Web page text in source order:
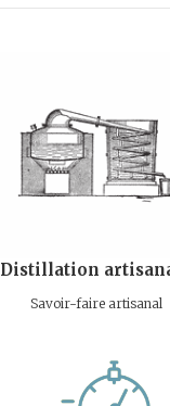
Distillation
Savoir-faire artisanal